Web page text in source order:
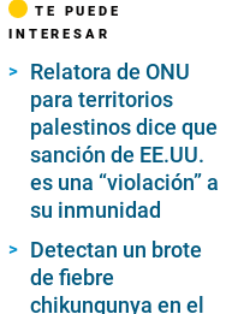
TE PUEDE
INTERESAR
Relatora de ONU
para territorios
palestinos dice que
sanción de EE.UU.
es una “violación” a
su inmunidad
Detectan un brote
de fiebre
chikungunya en el